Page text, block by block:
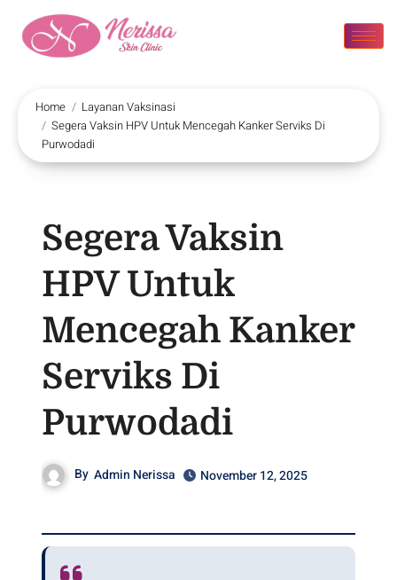
Home
Layanan Vaksinasi
Segera Vaksin HPV Untuk Mencegah Kanker Serviks Di
Purwodadi
Segera Vaksin
HPV Untuk
Mencegah Kanker
Serviks Di
Purwodadi
By Admin Nerissa November 12, 2025